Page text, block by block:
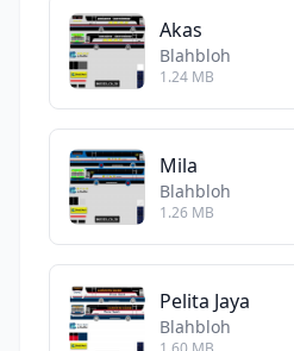
Akas
Blahbloh
1.24 MB
Mila
Blahbloh
1.26 MB
Pelita Jaya
Blahbloh